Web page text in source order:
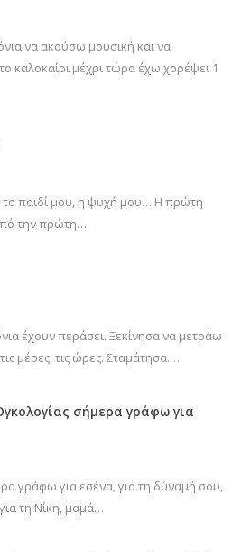
να ακούσω μουσική και να
καλοκαίρι μέχρι τώρα έχω χορέψει 1
το παιδί μου, η ψυχή μου… Η πρώτη
την πρώτη…
έχουν περάσει. Ξεκίνησα να μετράω
μέρες, τις ώρες. Σταμάτησα.…
σήμερα γράφω για
γράφω για εσένα, για τη δύναμή σου,
τη Νίκη, μαμά…